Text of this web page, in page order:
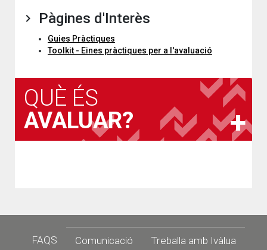
Pàgines d'Interès
Guies Pràctiques
Toolkit - Eines pràctiques per a l'avaluació
QUÈ ÉS
AVALUAR?
Footer
FAQS Comunicació Treballa amb Ivàlua